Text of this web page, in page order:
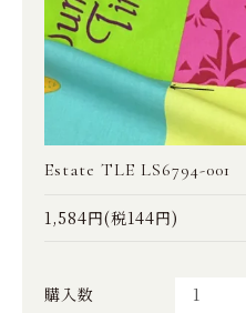
Estate TLE LS6794-001
1,584円(税144円)
購入数